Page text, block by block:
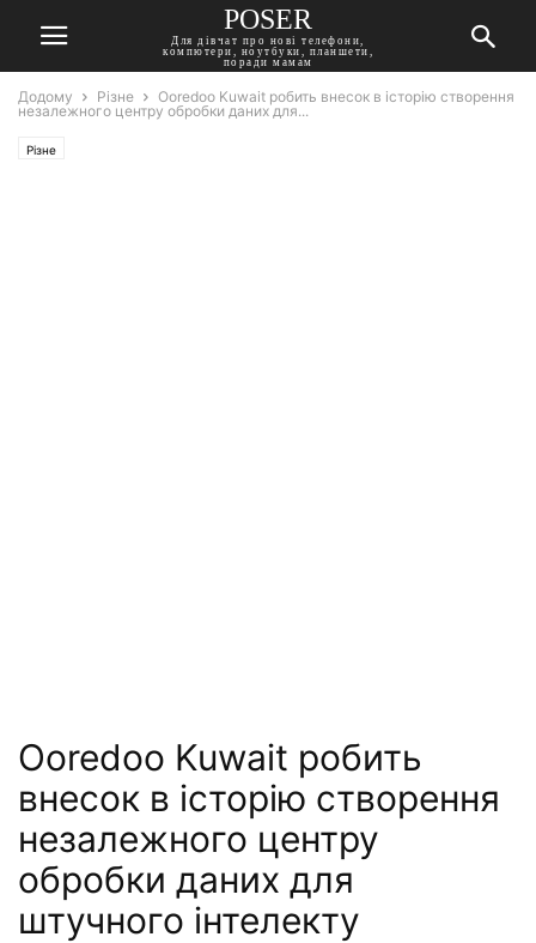
POSER
Для дівчат про нові телефони,
компютери, ноутбуки, планшети,
поради мамам
Додому Різне
Ooredoo Kuwait робить внесок в історію створення
незалежного центру обробки даних для...
Різне
Ooredoo Kuwait робить
внесок в історію створення
незалежного центру
обробки даних для
штучного інтелекту